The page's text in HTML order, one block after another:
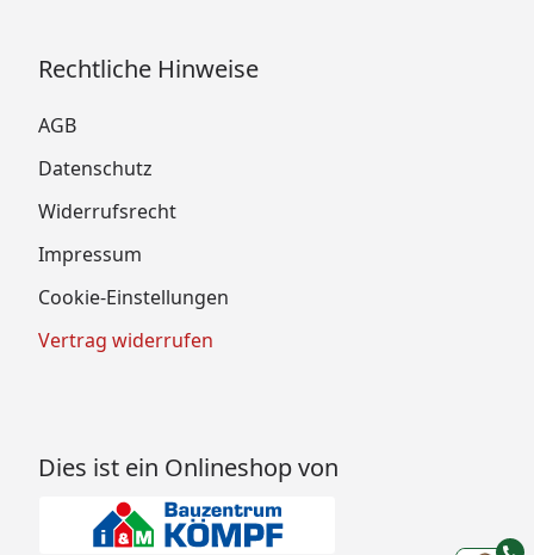
Rechtliche Hinweise
AGB
Datenschutz
Widerrufsrecht
Impressum
Cookie-Einstellungen
Vertrag widerrufen
Dies ist ein Onlineshop von